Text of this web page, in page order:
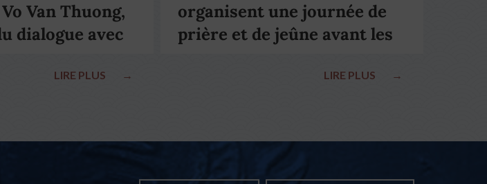
Van Thuong,
dialogue avec
LIRE PLUS →
organisent une journée de
prière et de jeûne avant les
LIRE PLUS →